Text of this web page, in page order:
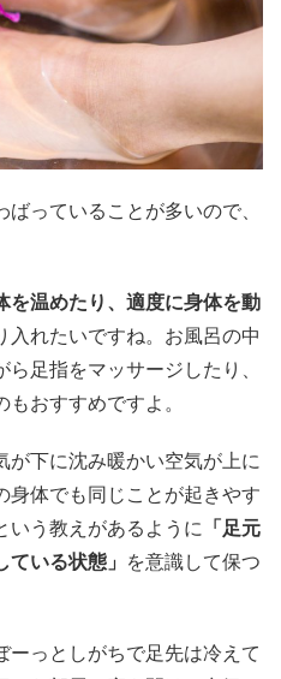
っていることが多いので、
を温めたり、適度に身体を動
入れたいですね。お風呂の中
足指をマッサージしたり、
おすすめですよ。
が下に沈み暖かい空気が上に
身体でも同じことが起きやす
いう教えがあるように 「足元
いる状態」 を意識して保つ
ーっとしがちで足先は冷えて